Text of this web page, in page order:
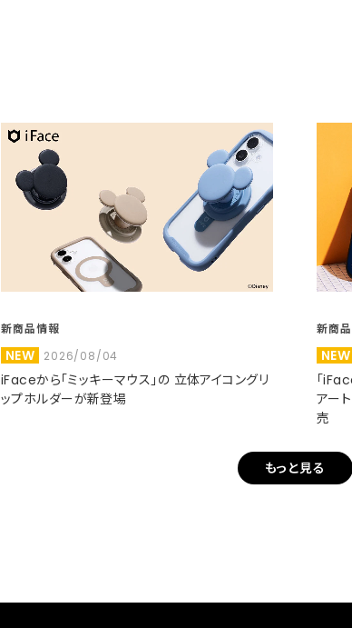
新商品情報
NEW 2026/08/04
iFaceから「ミッキーマウス」の 立体アイコングリ
ップホルダーが新登場
新商
NEW
「
アー
売
もっと見る